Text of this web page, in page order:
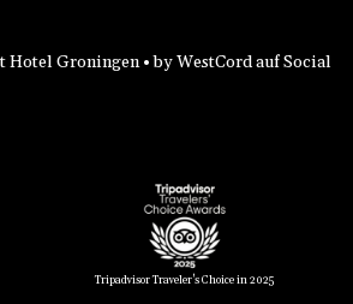
Hotel Groningen • by WestCord auf Social
Tripadvisor Traveler's Choice in 2025